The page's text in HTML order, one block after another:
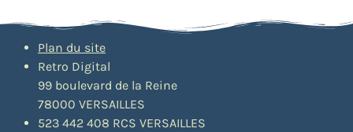
Plan du site
Retro Digital
99 boulevard de la Reine
78000 VERSAILLES
523 442 408 RCS VERSAILLES